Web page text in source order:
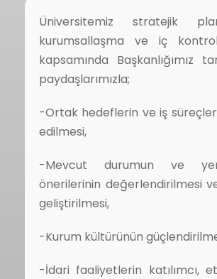
Üniversitemiz stratejik
kurumsallaşma ve iç
kapsamında Başkanlığımız
paydaşlarımızla;
-Ortak hedeflerin ve iş
edilmesi,
-Mevcut durumun ve
önerilerinin değerlendirilmesi
geliştirilmesi,
-Kurum kültürünün
-İdari faaliyetlerin katılımcı,